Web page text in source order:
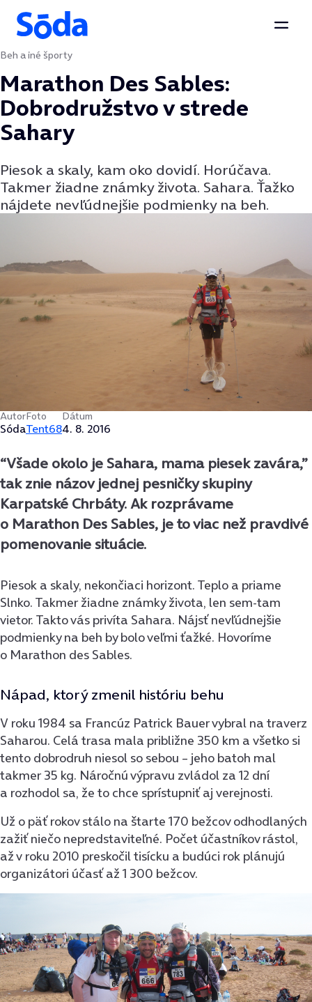
Preskočiť na obsah
Beh a iné športy
Marathon Des Sables:
Dobrodružstvo v strede
Sahary
Piesok a skaly, kam oko dovidí. Horúčava.
Takmer žiadne známky života. Sahara. Ťažko
nájdete nevľúdnejšie podmienky na beh.
Autor
Sóda
Foto
Tent68
Dátum
4. 8. 2016
“Všade okolo je Sahara, mama piesek zavára,”
tak znie názov jednej pesničky skupiny
Karpatské Chrbáty. Ak rozprávame
o Marathon Des Sables, je to viac než pravdivé
pomenovanie situácie.
Piesok a skaly, nekončiaci horizont. Teplo a priame
Slnko. Takmer žiadne známky života, len sem-tam
vietor. Takto vás privíta Sahara. Nájsť nevľúdnejšie
podmienky na beh by bolo veľmi ťažké. Hovoríme
o Marathon des Sables.
Nápad, ktorý zmenil históriu behu
V roku 1984 sa Francúz Patrick Bauer vybral na traverz
Saharou. Celá trasa mala približne 350 km a všetko si
tento dobrodruh niesol so sebou – jeho batoh mal
takmer 35 kg. Náročnú výpravu zvládol za 12 dní
a rozhodol sa, že to chce sprístupniť aj verejnosti.
Už o päť rokov stálo na štarte 170 bežcov odhodlaných
zažiť niečo nepredstaviteľné. Počet účastníkov rástol,
až v roku 2010 preskočil tisícku a budúci rok plánujú
organizátori účasť až 1 300 bežcov.